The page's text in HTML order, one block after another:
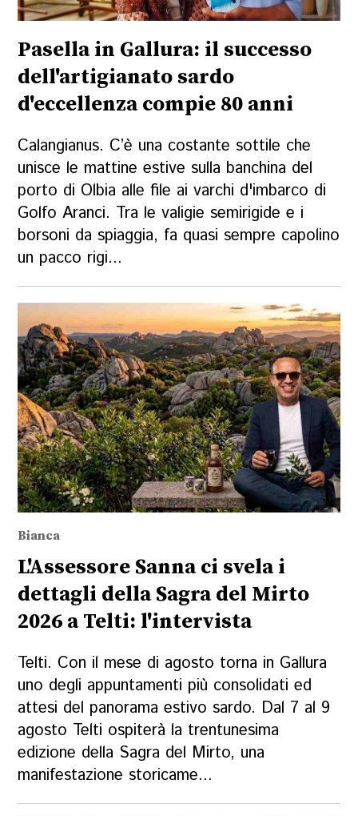
Pasella in Gallura: il successo
dell'artigianato sardo
d'eccellenza compie 80 anni
Calangianus. C’è una costante sottile che
unisce le mattine estive sulla banchina del
porto di Olbia alle file ai varchi d'imbarco di
Golfo Aranci. Tra le valigie semirigide e i
borsoni da spiaggia, fa quasi sempre capolino
un pacco rigi...
Bianca
L'Assessore Sanna ci svela i
dettagli della Sagra del Mirto
2026 a Telti: l'intervista
Telti. Con il mese di agosto torna in Gallura
uno degli appuntamenti più consolidati ed
attesi del panorama estivo sardo. Dal 7 al 9
agosto Telti ospiterà la trentunesima
edizione della Sagra del Mirto, una
manifestazione storicame...